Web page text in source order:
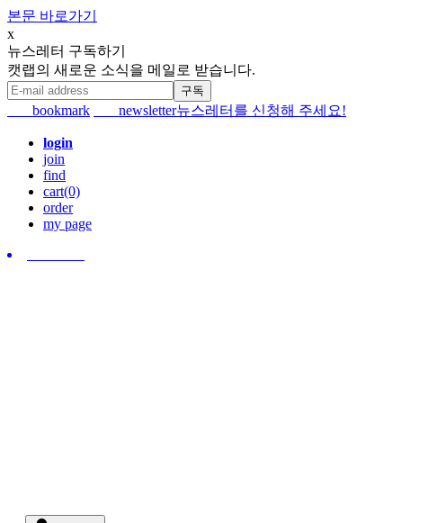
본문 바로가기
x
뉴스레터 구독하기
캣랩의 새로운 소식을 메일로 받습니다.
bookmark newsletter뉴스레터를 신청해 주세요!
login
join
find
cart(0)
order
my page